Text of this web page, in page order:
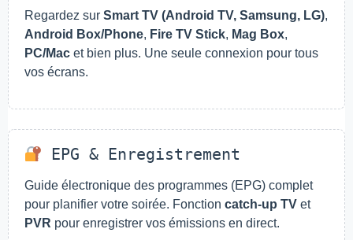
Regardez sur Smart TV (Android TV, Samsung, LG),
Android Box/Phone, Fire TV Stick, Mag Box,
PC/Mac et bien plus. Une seule connexion pour tous
vos écrans.
EPG & Enregistrement
Guide électronique des programmes (EPG) complet
pour planifier votre soirée. Fonction catch-up TV et
PVR pour enregistrer vos émissions en direct.